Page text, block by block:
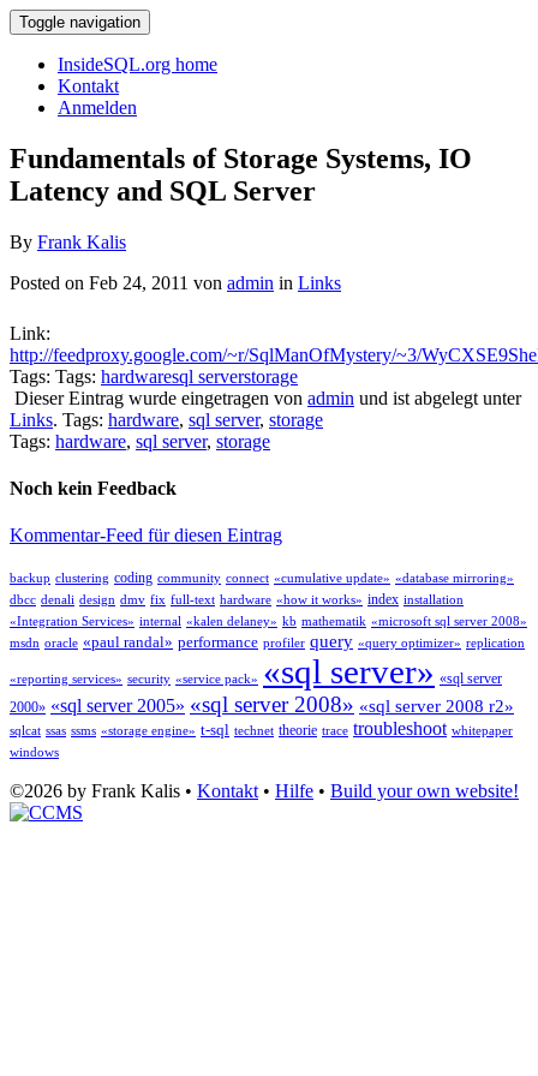
Toggle navigation
InsideSQL.org home
Kontakt
Anmelden
Fundamentals of Storage Systems, IO
Latency and SQL Server
By Frank Kalis
Posted on Feb 24, 2011 von admin in Links
Link:
http://feedproxy.google.com/~r/SqlManOfMystery/~3/
Tags: Tags: hardwaresql serverstorage
Dieser Eintrag wurde eingetragen von admin und ist abgelegt unter
Links. Tags: hardware, sql server, storage
Tags: hardware, sql server, storage
Noch kein Feedback
Kommentar-Feed für diesen Eintrag
backup clustering coding community connect «cumulative update» «database mirroring»
dbcc denali design dmv fix full-text hardware «how it works» index installation
«Integration Services» internal «kalen delaney» kb mathematik «microsoft sql server 2008»
msdn oracle «paul randal» performance profiler query «query optimizer» replication
«reporting services» security «service pack» «sql server» «sql server
2000» «sql server 2005» «sql server 2008» «sql server 2008 r2»
sqlcat ssas ssms «storage engine» t-sql technet theorie trace troubleshoot whitepaper
windows
©2026 by Frank Kalis • Kontakt • Hilfe • Build your own website!